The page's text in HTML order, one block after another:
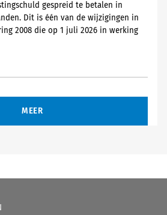
gespreid te betalen in
Dit is één van de wijzigingen in
2008 die op 1 juli 2026 in werking
MEER